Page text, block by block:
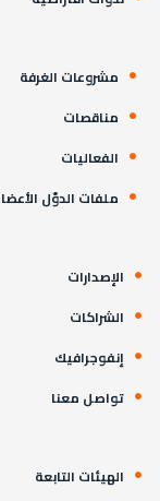
مشروعات الغرفة
مناقصات
الفعاليات
ملفات الدوّل
الإصدارات
الشراكات
إنفوجرافيك
تواصل معنا
الهيئات التابعة